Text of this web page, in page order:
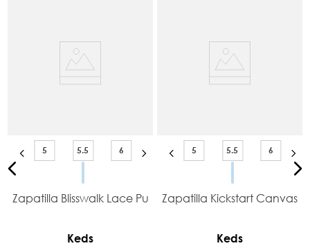
5 5.5 6
Zapatilla Blisswalk Lace Pu
Keds
5 5.5 6
Zapatilla Kickstart Canvas
Keds